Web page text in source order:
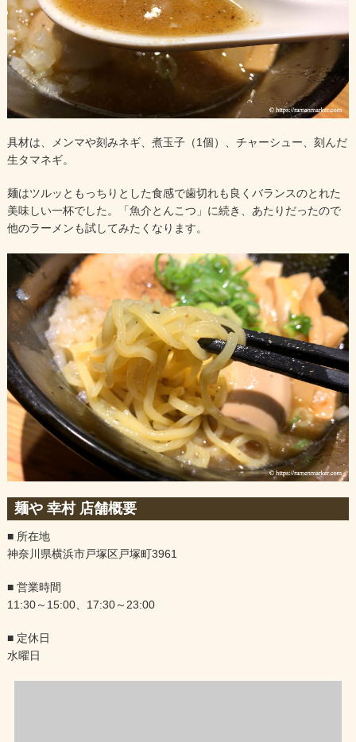
具材は、メンマや刻みネギ、煮玉子（1個）、チャーシュー、刻んだ
生タマネギ。
麺はツルッともっちりとした食感で歯切れも良くバランスのとれた
美味しい一杯でした。「魚介とんこつ」に続き、あたりだったので
他のラーメンも試してみたくなります。
麺や 幸村 店舗概要
■ 所在地
神奈川県横浜市戸塚区戸塚町3961
■ 営業時間
11:30～15:00、17:30～23:00
■ 定休日
水曜日